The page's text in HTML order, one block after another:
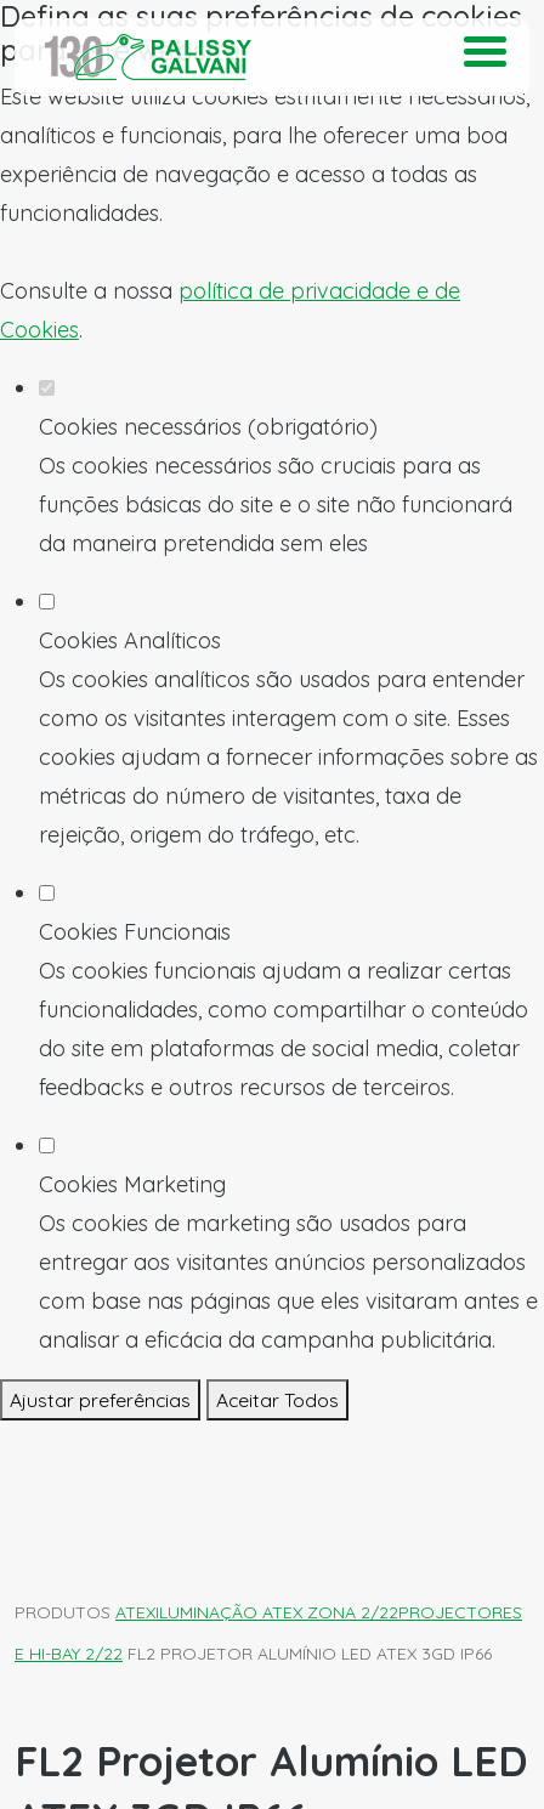
Defina as suas preferências de cookies
para este website.
Este website utiliza cookies estritamente necessários,
analíticos e funcionais, para lhe oferecer uma boa
experiência de navegação e acesso a todas as
funcionalidades.
Consulte a nossa política de privacidade e de
Cookies.
Cookies necessários (obrigatório)
Os cookies necessários são cruciais para as
funções básicas do site e o site não funcionará
da maneira pretendida sem eles
Cookies Analíticos
Os cookies analíticos são usados para entender
como os visitantes interagem com o site. Esses
cookies ajudam a fornecer informações sobre as
métricas do número de visitantes, taxa de
rejeição, origem do tráfego, etc.
Cookies Funcionais
Os cookies funcionais ajudam a realizar certas
funcionalidades, como compartilhar o conteúdo
do site em plataformas de social media, coletar
feedbacks e outros recursos de terceiros.
Cookies Marketing
Os cookies de marketing são usados para
entregar aos visitantes anúncios personalizados
com base nas páginas que eles visitaram antes e
analisar a eficácia da campanha publicitária.
Ajustar preferências Aceitar Todos
PRODUTOS ATEXILUMINAÇÃO ATEX ZONA 2/22PROJECTORES
E HI-BAY 2/22 FL2 PROJETOR ALUMÍNIO LED ATEX 3GD IP66
FL2 Projetor Alumínio LED